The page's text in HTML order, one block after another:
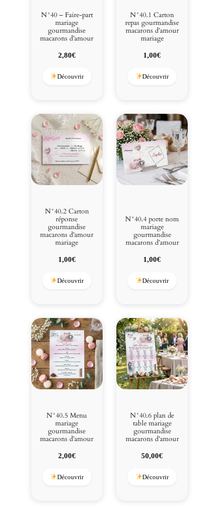
N°40 – Faire-part
mariage
gourmandise
macarons d’amour
2,80€
Découvrir
N°40.1 Carton
repas gourmandise
macarons d’amour
mariage
1,00€
Découvrir
N°40.2 Carton
réponse
gourmandise
macarons d’amour
mariage
1,00€
Découvrir
N°40.4 porte nom
mariage
gourmandise
macarons d’amour
1,00€
Découvrir
N°40.5 Menu
mariage
gourmandise
macarons d’amour
2,00€
Découvrir
N°40.6 plan de
table mariage
gourmandise
macarons d’amour
50,00€
Découvrir